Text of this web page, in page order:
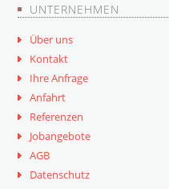
UNTERNEHMEN
Über uns
Kontakt
Ihre Anfrage
Anfahrt
Referenzen
Jobangebote
AGB
Datenschutz